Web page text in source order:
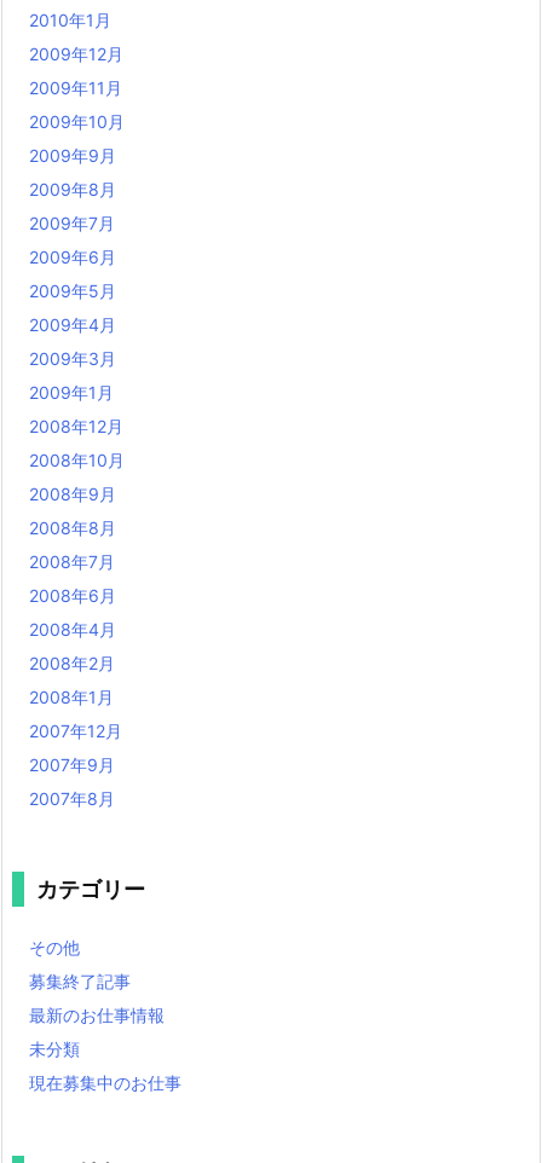
2010年1月
2009年12月
2009年11月
2009年10月
2009年9月
2009年8月
2009年7月
2009年6月
2009年5月
2009年4月
2009年3月
2009年1月
2008年12月
2008年10月
2008年9月
2008年8月
2008年7月
2008年6月
2008年4月
2008年2月
2008年1月
2007年12月
2007年9月
2007年8月
カテゴリー
その他
募集終了記事
最新のお仕事情報
未分類
現在募集中のお仕事